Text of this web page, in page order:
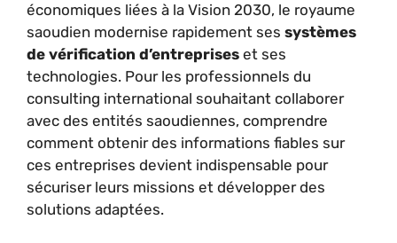
économiques liées à la Vision 2030, le royaume
saoudien modernise rapidement ses systèmes
de vérification d’entreprises et ses
technologies. Pour les professionnels du
consulting international souhaitant collaborer
avec des entités saoudiennes, comprendre
comment obtenir des informations fiables sur
ces entreprises devient indispensable pour
sécuriser leurs missions et développer des
solutions adaptées.